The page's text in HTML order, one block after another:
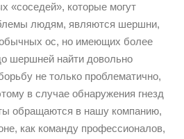
«соседей», которые могут
людям, являются шершни,
ос, но имеющих более
шершней найти довольно
не только проблематично,
в случае обнаружения гнезд
обращаются в нашу компанию,
как команду профессионалов,